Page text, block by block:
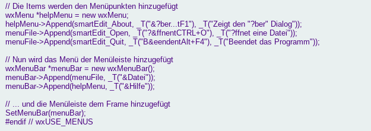
// Die Items werden den Menüpunkten hinzugefügt
wxMenu *helpMenu = new wxMenu;
helpMenu->Append(smartEdit_About, _T("&?ber...tF1"), _T("Zeigt den "?ber" Dialog"));
menuFile->Append(smartEdit_Open, _T("?&ffnentCTRL+O"), _T("?ffnet eine Datei"));
menuFile->Append(smartEdit_Quit, _T("B&eendentAlt+F4"), _T("Beendet das Programm"));
// Nun wird das Menü der Menüleiste hinzugefügt
wxMenuBar *menuBar = new wxMenuBar();
menuBar->Append(menuFile, _T("&Datei"));
menuBar->Append(helpMenu, _T("&Hilfe"));
// ... und die Menüleiste dem Frame hinzugefügt
SetMenuBar(menuBar);
#endif // wxUSE_MENUS